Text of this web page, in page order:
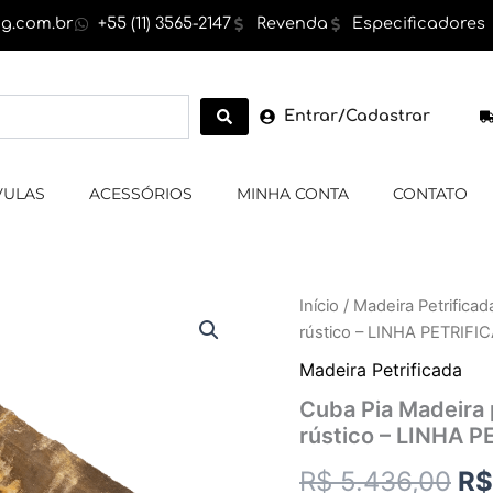
+55 (11) 3565-2147 Revenda Especificadores
Entrar/Cadastrar
ACESSÓRIOS MINHA CONTA CONTATO
Início / Madeira
rústico – LINHA
Madeira Petrificada
Cuba Pia
rústico – LINHA
R$5.436,00
O
R$
Cuba
Pia
petrificada,
marrom
,exterior
-